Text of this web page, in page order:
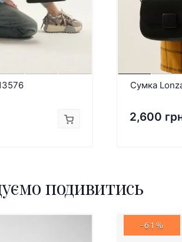
Сумка
2,600
подивитись
-61%